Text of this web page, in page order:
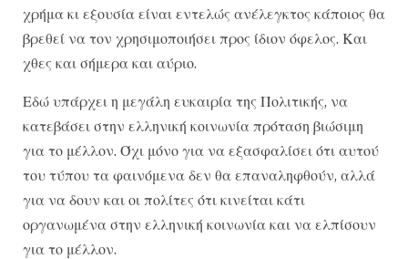
χρήμα κι εξουσία είναι εντελώς ανέλεγκτος κάποιος θα
βρεθεί να τον χρησιμοποιήσει προς ίδιον όφελος. Και
χθες και σήμερα και αύριο.
Εδώ υπάρχει η μεγάλη ευκαιρία της Πολιτικής, να
κατεβάσει στην ελληνική κοινωνία πρόταση βιώσιμη
για το μέλλον. Όχι μόνο για να εξασφαλίσει ότι αυτού
του τύπου τα φαινόμενα δεν θα επαναληφθούν, αλλά
για να δουν και οι πολίτες ότι κινείται κάτι
οργανωμένα στην ελληνική κοινωνία και να ελπίσουν
για το μέλλον.